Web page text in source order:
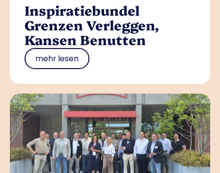
Inspiratiebundel
Grenzen Verleggen,
Kansen Benutten
mehr lesen